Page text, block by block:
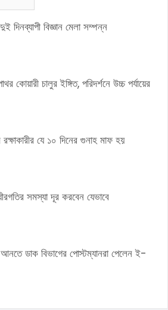
দিনব্যাপী বিজ্ঞান মেলা সম্পন্ন
কোয়ারী চালুর ইঙ্গিত, পরিদর্শনে উচ্চ পর্যায়ের
যে ১০ দিনের গুনাহ মাফ হয়
সমস্যা দূর করবেন যেভাবে
ডাক বিভাগের পোস্টম্যানরা পেলেন ই-